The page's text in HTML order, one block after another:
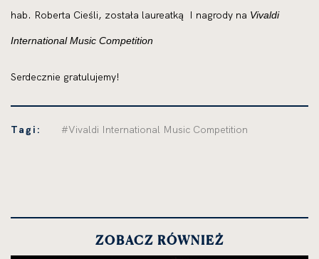
hab. Roberta Cieśli, została laureatką
I nagrody na Vivaldi
International Music Competition
Serdecznie gratulujemy!
Tagi: #Vivaldi International Music Competition
ZOBACZ RÓWNIEŻ